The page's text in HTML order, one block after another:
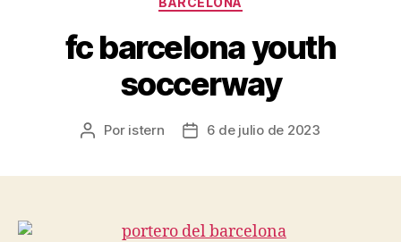
fc barcelona youth
soccerway
Autor
Por istern
Fecha6 de julio de 2023